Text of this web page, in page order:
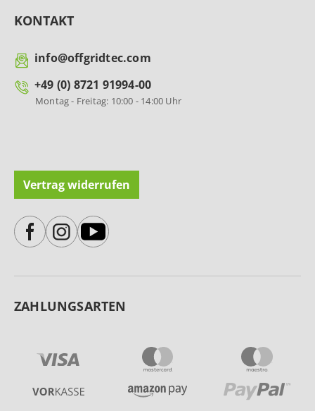
KONTAKT
info@offgridtec.com
+49 (0) 8721 91994-00
Montag - Freitag: 10:00 - 14:00 Uhr
Vertrag widerrufen
ZAHLUNGSARTEN